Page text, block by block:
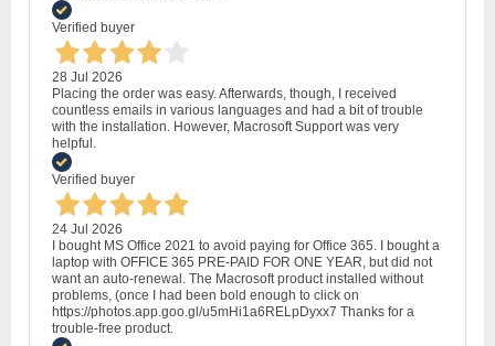
Verified buyer
28 Jul 2026
Placing the order was easy. Afterwards, though, I received
countless emails in various languages and had a bit of trouble
with the installation. However, Macrosoft Support was very
helpful.
Verified buyer
24 Jul 2026
I bought MS Office 2021 to avoid paying for Office 365. I bought a
laptop with OFFICE 365 PRE-PAID FOR ONE YEAR, but did not
want an auto-renewal. The Macrosoft product installed without
problems, (once I had been bold enough to click on
https://photos.app.goo.gl/u5mHi1a6RELpDyxx7 Thanks for a
trouble-free product.